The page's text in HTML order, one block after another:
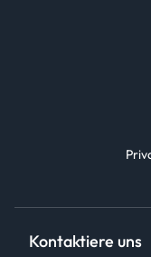
Kontaktiere uns